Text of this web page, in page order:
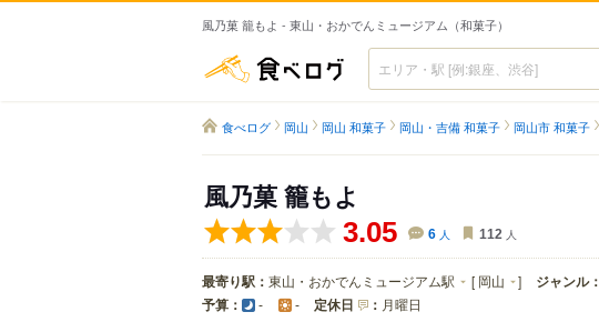
風乃菓 籠もよ - 東山・おかでんミュージアム（和菓子）
食べログ
食べログ 岡山 岡山 和菓子 岡山・吉備 和菓子 岡山市 和菓子
風乃菓 籠もよ
3.05 6 人 112 人
最寄り駅： 東山・おかでんミュージアム駅 [ 岡山 ] ジャンル：
予算： - - 定休日 ： 月曜日